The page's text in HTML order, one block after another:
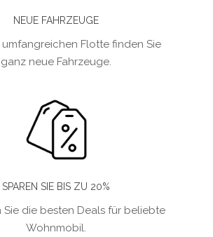
NEUE FAHRZEUGE
umfangreichen Flotte finden Sie
ganz neue Fahrzeuge.
SPAREN SIE BIS ZU 20%
Sie die besten Deals für beliebte
Wohnmobil.